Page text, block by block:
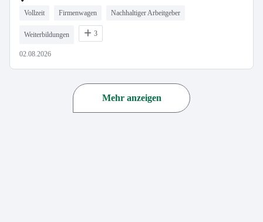
Vollzeit Firmenwagen Nachhaltiger Arbeitgeber
Weiterbildungen 3
02.08.2026
Mehr anzeigen